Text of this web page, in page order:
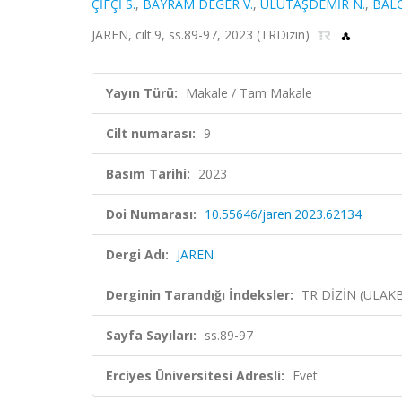
ÇİFÇİ S., BAYRAM DEĞER V., ULUTAŞDEMİR N.,
JAREN, cilt.9, ss.89-97, 2023 (TRDizin)
Yayın Türü: Makale / Tam Makale
Cilt numarası: 9
Basım Tarihi: 2023
Doi Numarası: 10.55646/jaren.2023.62134
Dergi Adı: JAREN
Derginin Tarandığı İndeksler: TR DİZİN
Sayfa Sayıları: ss.89-97
Erciyes Üniversitesi Adresli: Evet